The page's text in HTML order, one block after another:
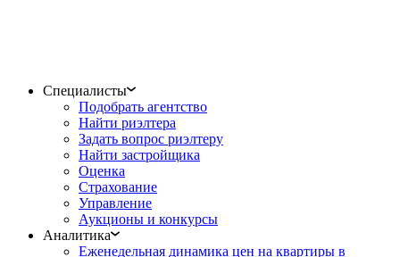
Специалисты
Подобрать агентство
Найти риэлтера
Задать вопрос риэлтеру
Найти застройщика
Оценка
Страхование
Управление
Аукционы и конкурсы
Аналитика
Еженедельная динамика цен на квартиры в